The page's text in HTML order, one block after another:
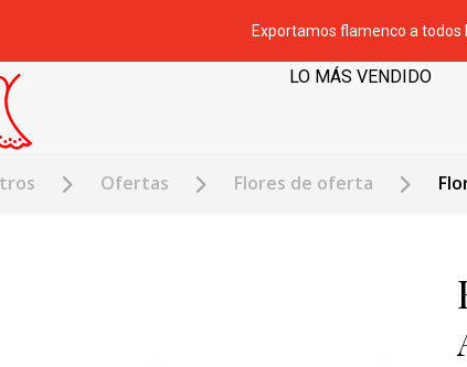
Exportamos flamenco a todos
LO MÁS VENDIDO
Ofertas Flores de oferta